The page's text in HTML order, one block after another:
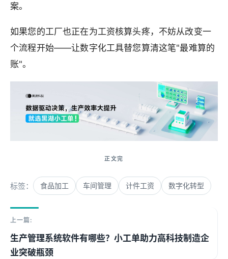
案。
如果您的工厂也正在为工资核算头疼，不妨从改变一
个流程开始——让数字化工具替您算清这笔"最难算的
账"。
标签： 食品加工 车间管理 计件工资 数字化转型
上一篇:
生产管理系统软件有哪些？小工单助力高科技制造企
业突破瓶颈